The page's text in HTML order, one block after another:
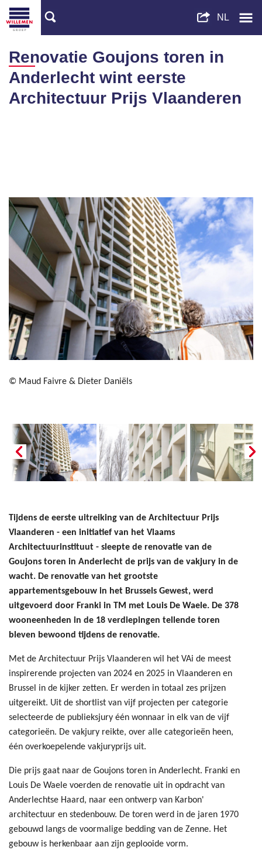
Renovatie Goujons toren in
Anderlecht wint eerste
Architectuur Prijs Vlaanderen
© Maud Faivre & Dieter Daniëls
Tijdens de eerste uitreiking van de Architectuur Prijs
Vlaanderen - een initiatief van het Vlaams
Architectuurinstituut - sleepte de renovatie van de
Goujons toren in Anderlecht de prijs van de vakjury in de
wacht. De renovatie van het grootste
appartementsgebouw in het Brussels Gewest, werd
uitgevoerd door Franki in TM met Louis De Waele. De 378
wooneenheden in de 18 verdiepingen tellende toren
bleven bewoond tijdens de renovatie.
Met de Architectuur Prijs Vlaanderen wil het VAi de meest
inspirerende projecten van 2024 en 2025 in Vlaanderen en
Brussel in de kijker zetten. Er werden in totaal zes prijzen
uitgereikt. Uit de shortlist van vijf projecten per categorie
selecteerde de publieksjury één wonnaar in elk van de vijf
categorieën. De vakjury reikte, over alle categorieën heen,
één overkoepelende vakjuryprijs uit.
Die prijs gaat naar de Goujons toren in Anderlecht. Franki en
Louis De Waele voerden de renovatie uit in opdracht van
Anderlechtse Haard, naar een ontwerp van Karbon'
architectuur en stedenbouw. De toren werd in de jaren 1970
gebouwd langs de voormalige bedding van de Zenne. Het
gebouw is herkenbaar aan zijn geplooide vorm.